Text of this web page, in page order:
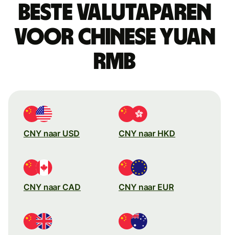
Beste valutaparen
voor Chinese yuan
rmb
CNY naar USD CNY naar HKD
CNY naar CAD CNY naar EUR